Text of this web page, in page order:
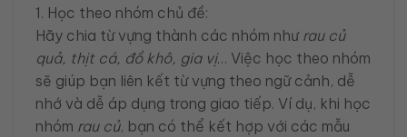
1. Học theo nhóm chủ đề:
Hãy chia từ vựng thành các nhóm như rau củ
quả, thịt cá, đồ khô, gia vị… Việc học theo nhóm
sẽ giúp bạn liên kết từ vựng theo ngữ cảnh, dễ
nhớ và dễ áp dụng trong giao tiếp. Ví dụ, khi học
nhóm rau củ, bạn có thể kết hợp với các mẫu